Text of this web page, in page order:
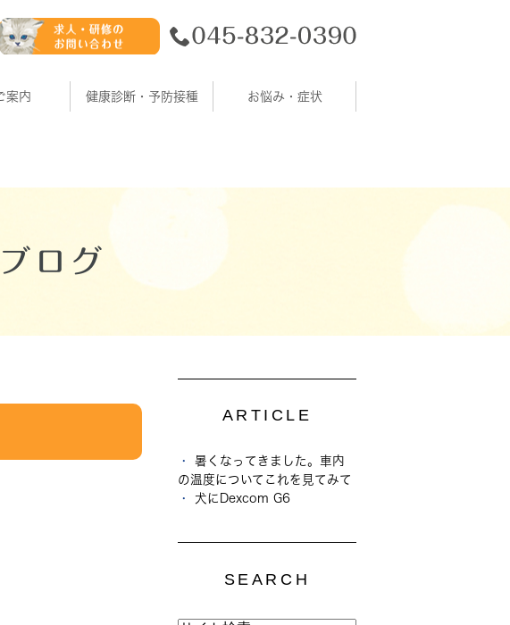
案内 健康診断・予防接種 お悩み・症状
ログ
ARTICLE
暑くなってきました。車内
の温度についてこれを見てみて
犬にDexcom G6
SEARCH